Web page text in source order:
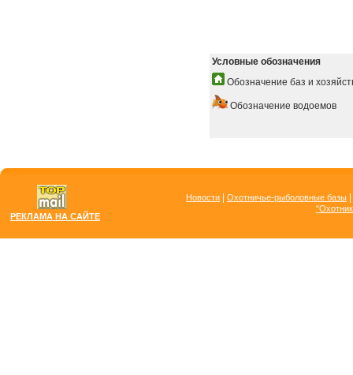
Условные обозначения
Обозначение баз и
Обозначение водоемов
РЕКЛАМА НА САЙТЕ
Новости Охотничье-рыболовные базы